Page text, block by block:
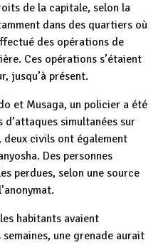
de la capitale, selon la
dans des quartiers où
des opérations de
Ces opérations s’étaient
jusqu’à présent.
et Musaga, un policier a été
simultanées sur
civils ont également
Des personnes
perdues, selon une source
habitants avaient
une grenade aurait